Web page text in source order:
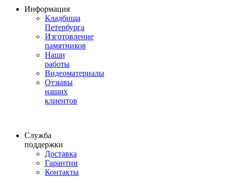
Информация
Кладбища
Петербурга
Изготовление
памятников
Наши
работы
Видеоматериалы
Отзывы
наших
клиентов
Служба
поддержки
Доставка
Гарантии
Контакты